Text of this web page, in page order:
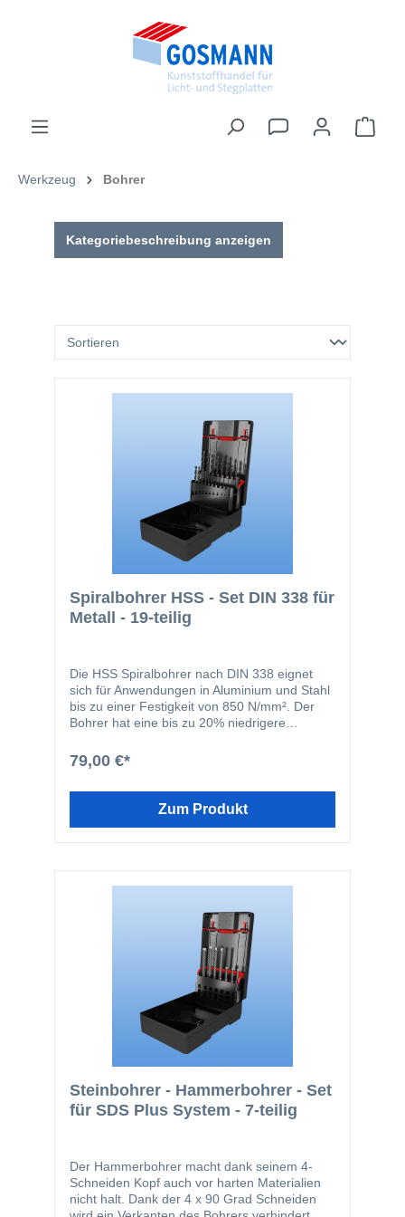
Werkzeug Bohrer
Kategoriebeschreibung anzeigen
Spiralbohrer HSS - Set DIN 338 für
Metall - 19-teilig
Die HSS Spiralbohrer nach DIN 338 eignet
sich für Anwendungen in Aluminium und Stahl
bis zu einer Festigkeit von 850 N/mm². Der
Bohrer hat eine bis zu 20% niedrigere
Bohrern sowie schnellerer Arbeitsfortschritt
und kräfteschonenderes Arbeiten. Als
die vaporisierte Oberfläche.
79,00 €*
Zum Produkt
Steinbohrer - Hammerbohrer - Set
für SDS Plus System - 7-teilig
Der Hammerbohrer macht dank seinem 4-
Schneiden Kopf auch vor harten Materialien
nicht halt. Dank der 4 x 90 Grad Schneiden